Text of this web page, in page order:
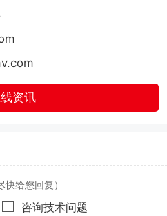
资讯
快给您回复）
咨询技术问题